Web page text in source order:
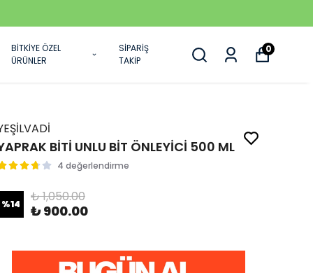
BİTKİYE ÖZEL
ÜRÜNLER
SİPARİŞ
TAKİP
0
BİTİ UNLU BİT ÖNLEYİCİ 500 ML
4 değerlendirme
%14 ₺ 1,050.00
₺ 900.00